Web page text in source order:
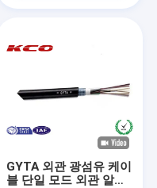
GYTA 외관 광섬유 케이
블 단일 모드 외관 알루